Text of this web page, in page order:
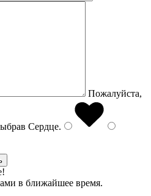
Пожалуйста,
Сердце.
в ближайшее время.